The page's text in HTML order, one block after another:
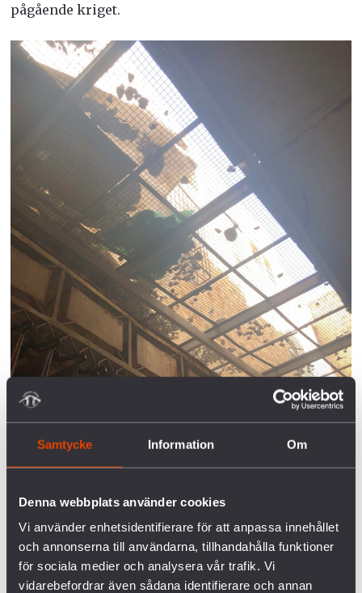
Samtycke Information Om
Denna webbplats använder cookies
Vi använder enhetsidentifierare för att anpassa innehållet
och annonserna till användarna, tillhandahålla funktioner
för sociala medier och analysera vår trafik. Vi
vidarebefordrar även sådana identifierare och annan
pågående kriget.
En gågata i staden Hebron som är övertäckt med
galler för att skydda palestinier mot stenar och glas
som kastas ned av israeliska bosättare.